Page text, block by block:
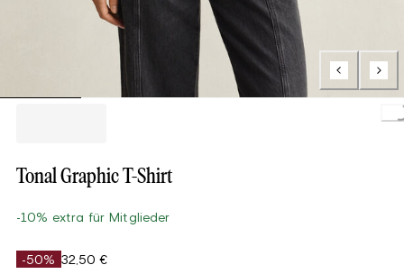
Tonal Graphic T-Shirt
-10% extra für Mitglieder
-50% 32,50 €